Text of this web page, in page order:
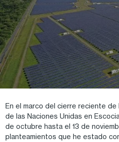
En el marco del cierre reciente de
de las Naciones Unidas en
de octubre hasta el 13 de
planteamientos que he estado